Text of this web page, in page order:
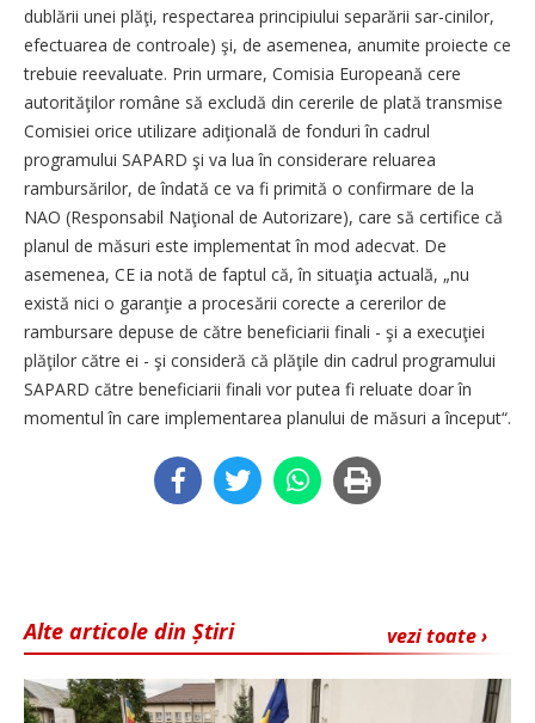
dublării unei plăţi, respectarea principiului separării sar-cinilor,
efectuarea de controale) şi, de asemenea, anumite proiecte ce
trebuie reevaluate. Prin urmare, Comisia Europeană cere
autorităţilor române să excludă din cererile de plată transmise
Comisiei orice utilizare adiţională de fonduri în cadrul
programului SAPARD şi va lua în considerare reluarea
rambursărilor, de îndată ce va fi primită o confirmare de la
NAO (Responsabil Naţional de Autorizare), care să certifice că
planul de măsuri este implementat în mod adecvat. De
asemenea, CE ia notă de faptul că, în situaţia actuală, „nu
există nici o garanţie a procesării corecte a cererilor de
rambursare depuse de către beneficiarii finali - şi a execuţiei
plăţilor către ei - şi consideră că plăţile din cadrul programului
SAPARD către beneficiarii finali vor putea fi reluate doar în
momentul în care implementarea planului de măsuri a început“.
vezi toate ›
Alte articole din Știri